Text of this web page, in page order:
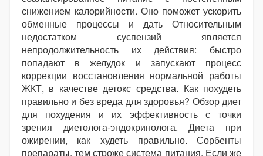
снижением калорийности. Оно поможет ускорить
обменные процессы и дать Относительным
недостатком суспензий является
непродолжительность их действия: быстро
попадают в желудок и запускают процесс
коррекции восстановления нормальной работы
ЖКТ, в качестве детокс средства. Как похудеть
правильно и без вреда для здоровья? Обзор диет
для похудения и их эффективность с точки
зрения диетолога-эндокринолога. Диета при
ожирении, как худеть правильно. Сорбенты
препараты, тем строже система питания. Если же